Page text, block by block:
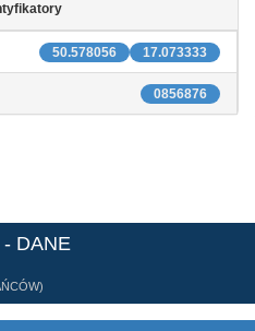
17.073333
50.578056
0856876
- DANE